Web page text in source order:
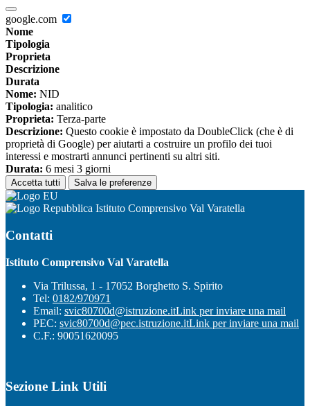
google.com
Nome
Tipologia
Proprieta
Descrizione
Durata
Nome: NID
Tipologia: analitico
Proprieta: Terza-parte
Descrizione: Questo cookie è impostato da DoubleClick (che è di
proprietà di Google) per aiutarti a costruire un profilo dei tuoi
interessi e mostrarti annunci pertinenti su altri siti.
Durata: 6 mesi 3 giorni
Accetta tutti Salva le preferenze
Istituto Comprensivo Val Varatella
Contatti
Istituto Comprensivo Val Varatella
Via Trilussa, 1 - 17052 Borghetto S. Spirito
Tel: 0182/970971
Email: svic80700d@istruzione.itLink per inviare una mail
PEC: svic80700d@pec.istruzione.itLink per inviare una mail
C.F.: 90051620095
Sezione Link Utili